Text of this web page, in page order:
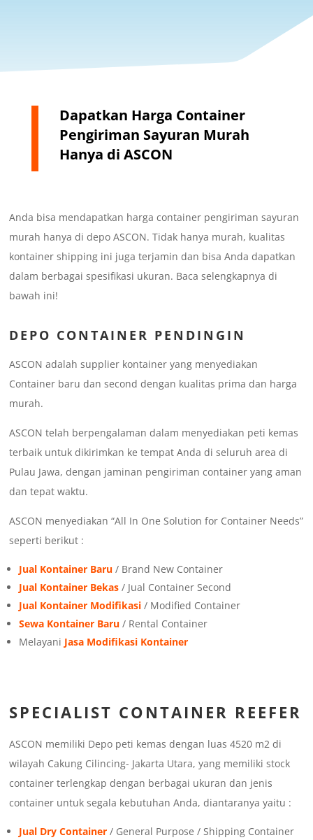
Dapatkan Harga Container
Pengiriman Sayuran Murah
Hanya di ASCON
Anda bisa mendapatkan harga container pengiriman sayuran
murah hanya di depo ASCON. Tidak hanya murah, kualitas
kontainer shipping ini juga terjamin dan bisa Anda dapatkan
dalam berbagai spesifikasi ukuran. Baca selengkapnya di
bawah ini!
DEPO CONTAINER PENDINGIN
ASCON adalah supplier kontainer yang menyediakan
Container baru dan second dengan kualitas prima dan harga
murah.
ASCON telah berpengalaman dalam menyediakan peti kemas
terbaik untuk dikirimkan ke tempat Anda di seluruh area di
Pulau Jawa, dengan jaminan pengiriman container yang aman
dan tepat waktu.
ASCON menyediakan “All In One Solution for Container Needs”
seperti berikut :
Jual Kontainer Baru / Brand New Container
Jual Kontainer Bekas / Jual Container Second
Jual Kontainer Modifikasi / Modified Container
Sewa Kontainer Baru / Rental Container
Melayani Jasa Modifikasi Kontainer
SPECIALIST CONTAINER REEFER
ASCON memiliki Depo peti kemas dengan luas 4520 m2 di
wilayah Cakung Cilincing- Jakarta Utara, yang memiliki stock
container terlengkap dengan berbagai ukuran dan jenis
container untuk segala kebutuhan Anda, diantaranya yaitu :
Jual Dry Container / General Purpose / Shipping Container